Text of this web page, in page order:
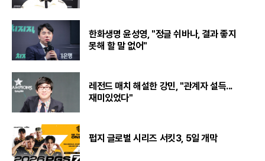
한화생명 윤성영, "정글 쉬바나, 결과 좋지
못해 할 말 없어"
레전드 매치 해설한 강민, "관계자 설득...
재미있었다"
펍지 글로벌 시리즈 서킷3, 5일 개막